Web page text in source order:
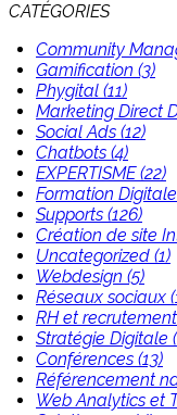
CATÉGORIES
Community
Gamification (3)
Phygital (11)
Marketing Direct
Social Ads (12)
Chatbots (4)
EXPERTISME (22)
Formation Digitale
Supports (126)
Création de site
Uncategorized (1)
Webdesign (5)
Réseaux sociaux
RH et recrutement
Stratégie Digitale
Conférences (13)
Référencement
Web Analytics et